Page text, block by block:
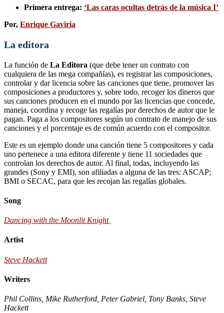
Primera entrega: ‘Las caras ocultas detrás de la música I’
Por, Enrique Gaviria
La editora
La función de La Editora (que debe tener un contrato con
cualquiera de las mega compañías), es registrar las composiciones,
controlar y dar licencia sobre las canciones que tiene, promover las
composiciones a productores y, sobre todo, recoger los dineros que
sus canciones producen en el mundo por las licencias que concede,
maneja, coordina y recoge las regalías por derechos de autor que le
pagan. Paga a los compositores según un contrato de manejo de sus
canciones y el porcentaje es de común acuerdo con el compositor.
Este es un ejemplo donde una canción tiene 5 compositores y cada
uno pertenece a una editora diferente y tiene 11 sociedades que
controlan los derechos de autor. Al final, todas, incluyendo las
grandes (Sony y EMI), son afiliadas a alguna de las tres: ASCAP;
BMI o SECAC, para que les recojan las regalías globales.
Song
Dancing with the Moonlit Knight
Artist
Steve Hackett
Writers
Phil Collins, Mike Rutherford, Peter Gabriel, Tony Banks, Steve
Hackett